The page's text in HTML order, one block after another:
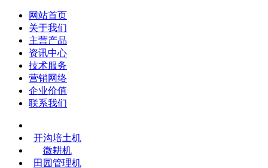
网站首页
关于我们
主营产品
资讯中心
技术服务
营销网络
企业价值
联系我们
开沟培土机
微耕机
田园管理机